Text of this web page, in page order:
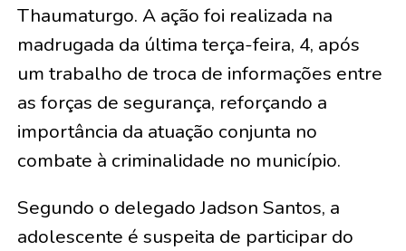
Thaumaturgo. A ação foi realizada na
madrugada da última terça-feira, 4, após
um trabalho de troca de informações entre
as forças de segurança, reforçando a
importância da atuação conjunta no
combate à criminalidade no município.
Segundo o delegado Jadson Santos, a
adolescente é suspeita de participar do